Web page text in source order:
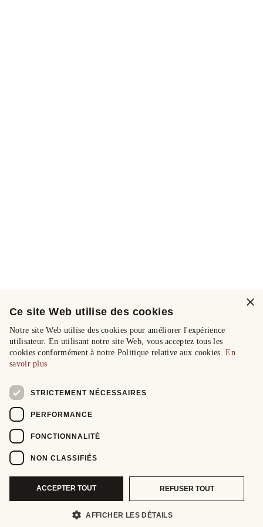
×
Ce site Web utilise des cookies
Notre site Web utilise des cookies pour améliorer l'expérience
utilisateur. En utilisant notre site Web, vous acceptez tous les
cookies conformément à notre Politique relative aux cookies.En
savoir plus
STRICTEMENT NÉCESSAIRES
PERFORMANCE
FONCTIONNALITÉ
NON CLASSIFIÉS
ACCEPTER TOUT REFUSER TOUT
AFFICHER LES DÉTAILS